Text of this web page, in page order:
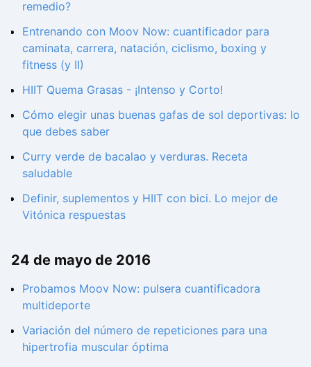
remedio?
Entrenando con Moov Now: cuantificador para
caminata, carrera, natación, ciclismo, boxing y
fitness (y II)
HIIT Quema Grasas - ¡Intenso y Corto!
Cómo elegir unas buenas gafas de sol deportivas: lo
que debes saber
Curry verde de bacalao y verduras. Receta
saludable
Definir, suplementos y HIIT con bici. Lo mejor de
Vitónica respuestas
24 de mayo de 2016
Probamos Moov Now: pulsera cuantificadora
multideporte
Variación del número de repeticiones para una
hipertrofia muscular óptima